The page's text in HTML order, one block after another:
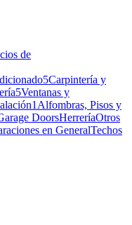
de
5Carpintería y
5Ventanas y
1Alfombras, Pisos y
DoorsHerreríaOtros
en GeneralTechos